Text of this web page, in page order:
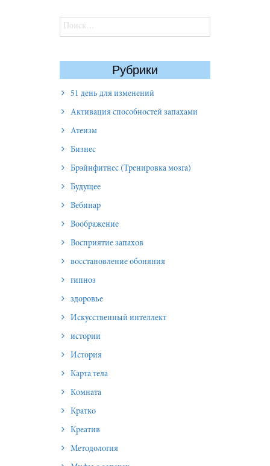
Найти:
Рубрики
51 день для изменений
Активация способностей запахами
Атеизм
Бизнес
Брэйнфитнес (Тренировка мозга)
Будущее
Вебинар
Воображение
Восприятие запахов
восстановление обоняния
гипноз
здоровье
Искусственный интеллект
истории
История
Карта тела
Комната
Кратко
Креатив
Методология